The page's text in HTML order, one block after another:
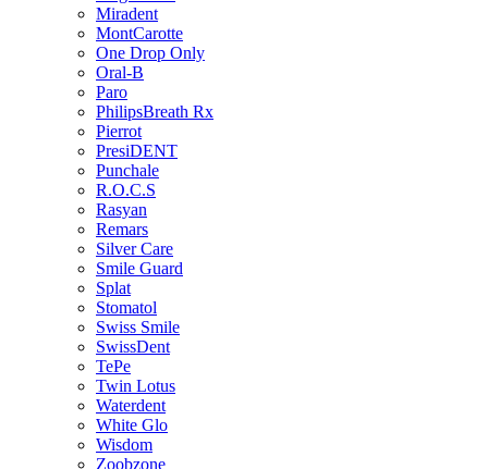
Miradent
MontCarotte
One Drop Only
Oral-B
Paro
PhilipsBreath Rx
Pierrot
PresiDENT
Punchale
R.O.C.S
Rasyan
Remars
Silver Care
Smile Guard
Splat
Stomatol
Swiss Smile
SwissDent
TePe
Twin Lotus
Waterdent
White Glo
Wisdom
Zoobzone